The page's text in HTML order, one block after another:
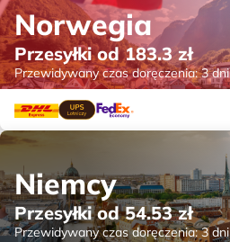
Norwegia
Przesyłki od183.3zł
Przewidywany czas doręczenia:3 dni
Niemcy
Przesyłki od54.53zł
Przewidywany czas doręczenia:3 dni